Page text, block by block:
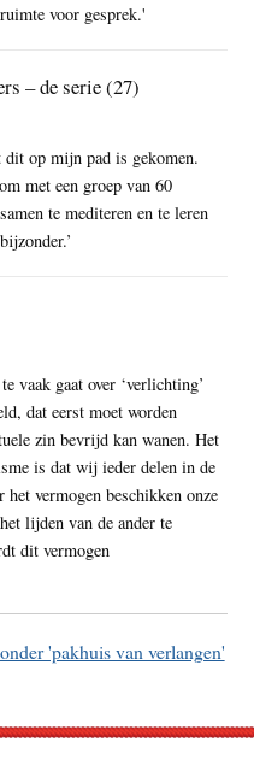
voor gesprek.'
– de serie (27)
op mijn pad is gekomen.
met een groep van 60
te mediteren en te leren
vaak gaat over ‘verlichting’
dat eerst moet worden
zin bevrijd kan wanen. Het
is dat wij ieder delen in de
vermogen beschikken onze
lijden van de ander te
dit vermogen
'pakhuis van verlangen'